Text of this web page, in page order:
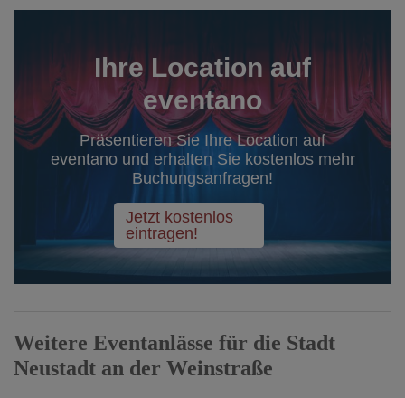
Ihre Location auf
eventano
Präsentieren Sie Ihre Location auf
eventano und erhalten Sie kostenlos mehr
Buchungsanfragen!
Jetzt kostenlos
eintragen!
Weitere Eventanlässe für die Stadt
Neustadt an der Weinstraße